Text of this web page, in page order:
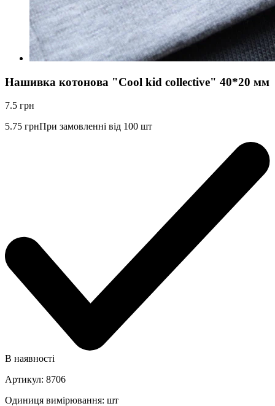
Нашивка котонова "Cool kid collective" 40*20 мм
7.5 грн
5.75 грнПри замовленні від 100 шт
В наявності
Артикул: 8706
Одиниця вимірювання: шт